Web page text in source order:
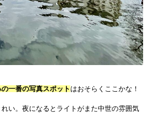
一番の写真スポット はおそらくここかな！
い。夜になるとライトがまた中世の雰囲気